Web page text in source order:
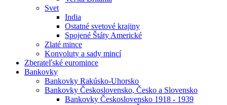
Svet
India
Ostatné svetové krajiny
Spojené Štáty Americké
Zlaté mince
Konvoluty a sady mincí
Zberateľské euromince
Bankovky
Bankovky Rakúsko-Uhorsko
Bankovky Československo, Česko a Slovensko
Bankovky Československo 1918 - 1939